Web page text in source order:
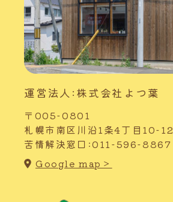
運営法人:株式会社よつ葉
〒005-0801
札幌市南区川沿1条4丁目10-12
苦情解決窓口:011-596-8867
Google map＞